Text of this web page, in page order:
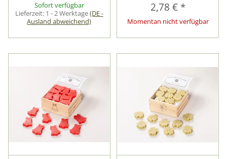
Sofort verfügbar
Lieferzeit: 1 - 2 Werktage(DE -
Ausland abweichend)
2,78 € *
Momentan nicht verfügbar